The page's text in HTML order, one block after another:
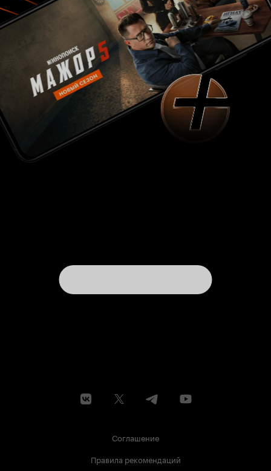
Соглашение
Правила рекомендаций